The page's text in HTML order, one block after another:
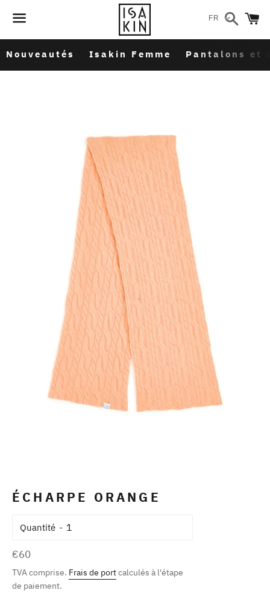
Menu
Nouveautés Isakin Femme Pantalons et
ÉCHARPE ORANGE
Quantité
Prix
régulier
€60
TVA comprise. Frais de portcalculés à l'étape
de paiement.
FR